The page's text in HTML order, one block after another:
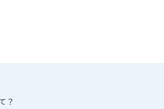
？